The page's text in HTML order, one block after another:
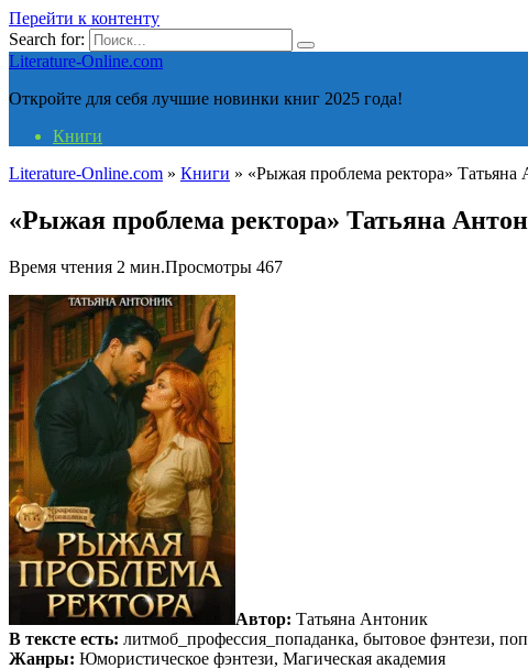
Перейти к контенту
Search for:
Literature-Online.com
Откройте для себя лучшие новинки книг 2025 года!
Книги
Literature-Online.com » Книги » «Рыжая проблема ректора» Татьяна
«Рыжая проблема ректора» Татьяна
Время чтения 2 мин.Просмотры 467
Автор: Татьяна Антоник
В тексте есть: литмоб_профессия_попаданка, бытовое фэнтези,
Жанры: Юмористическое фэнтези, Магическая академия